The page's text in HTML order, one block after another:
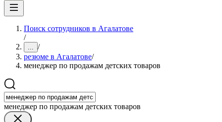
Поиск сотрудников в Агалатове
/
... /
резюме в Агалатове/
менеджер по продажам детских товаров
менеджер по продажам детских товаров